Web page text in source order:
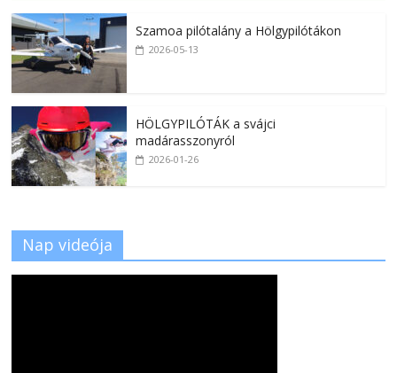
Szamoa pilótalány a Hölgypilótákon
2026-05-13
HÖLGYPILÓTÁK a svájci
madárasszonyról
2026-01-26
Nap videója